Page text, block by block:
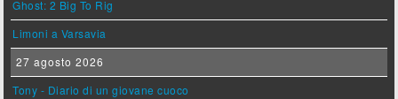
Ghost: 2 Big To Rig
Limoni a Varsavia
27 agosto 2026
Tony - Diario di un giovane cuoco